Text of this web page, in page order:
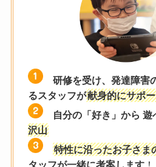
研修を受け、発達障害
るスタッフが献身的にサポ
自分の「好き」から 遊
沢山
特性に沿ったお子さま
タッフが一緒に考案します ！